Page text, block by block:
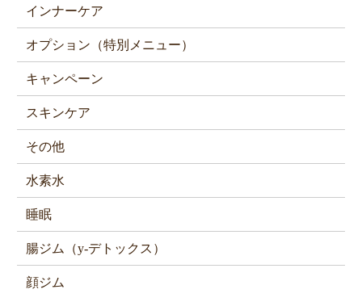
インナーケア
オプション（特別メニュー）
キャンペーン
スキンケア
その他
水素水
睡眠
腸ジム（y-デトックス）
顔ジム